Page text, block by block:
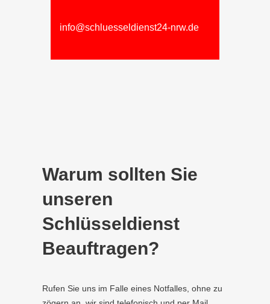
info@schluesseldienst24-nrw.de
Warum sollten Sie
unseren
Schlüsseldienst
Beauftragen?
Rufen Sie uns im Falle eines Notfalles, ohne zu